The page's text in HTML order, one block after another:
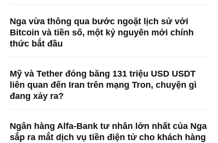
Nga vừa thông qua bước ngoặt lịch sử với
Bitcoin và tiền số, một kỷ nguyên mới chính
thức bắt đầu
Mỹ và Tether đóng băng 131 triệu USD USDT
liên quan đến Iran trên mạng Tron, chuyện gì
đang xảy ra?
Ngân hàng Alfa-Bank tư nhân lớn nhất của Nga
sắp ra mắt dịch vụ tiền điện tử cho khách hàng